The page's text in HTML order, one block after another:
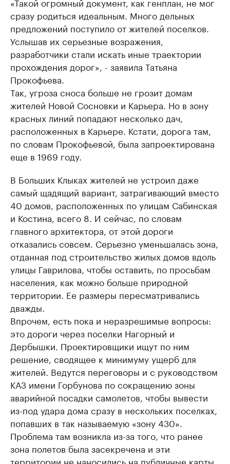
сразу родиться идеальным. Много дельных
предложений поступило от жителей поселков.
Услышав их серьезные возражения,
разработчики стали искать иные траектории
прохождения дорог», - заявила Татьяна
Прокофьева.
Так, угроза сноса больше не грозит домам
жителей Новой Сосновки и Карьера. Но в зону
красных линий попадают несколько дач,
расположенных в Карьере. Кстати, дорога там,
по словам Прокофьевой, была запроектирована
еще в 1969 году.
В Больших Клыках жителей не устроил даже
самый щадящий вариант, затрагивающий вместо
40 домов, расположенных по улицам Сабинская
и Костина, всего 8. И сейчас, по словам
главного архитектора, от этой дороги
отказались совсем. Серьезно уменьшалась зона,
отданная под строительство жилых домов вдоль
улицы Гаврилова, чтобы оставить, по просьбам
населения, как можно больше природной
территории. Ее размеры пересматривались
дважды.
Впрочем, есть пока и неразрешимые вопросы:
это дороги через поселки Нагорный и
Дербышки. Проектировщики ищут по ним
решение, сводящее к минимуму ущерб для
жителей. Ведутся переговоры и с руководством
КАЗ имени Горбунова по сокращению зоны
аварийной посадки самолетов, чтобы вывести
из-под удара дома сразу в нескольких поселках,
попавших в так называемую «зону 430».
Проблема там возникла из-за того, что ранее
зона полетов была засекречена и эти
территории не наносились на публичные карты.